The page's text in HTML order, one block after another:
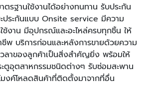
รฐานใช้งานได้อย่างทนทาน รับประกัน
ประกันแบบ Onsite service มีความ
ช้งาน มีอุปกรณ์และอะไหล่ครบทุกชิ้น ให้
พ บริการก่อนและหลังการขายด้วยความ
วลาของลูกค้าเป็นสิ่งสำคัญยิ่ง พร้อมให้
ตูอุตสาหกรรมชนิดต่างๆ รับซ่อมสะพาน
งค์โหลดสินค้าที่ติดตั้งมาจากที่อื่น